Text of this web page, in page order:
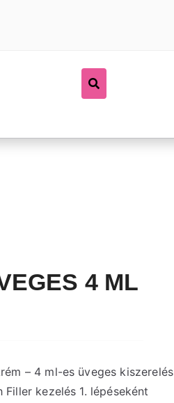
4 ML
– 4 ml-es üveges kiszerelés
Filler kezelés 1. lépéseként